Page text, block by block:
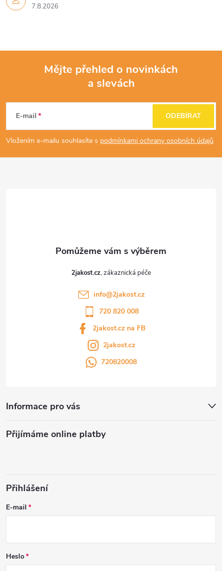
7.8.2026
p
a
Mějte přehled o novinkách
a slevách
E-mail
Vložením e-mailu souhlasíte s podmínkami ochrany osobních údajů
ODEBÍRAT
2jakost.cz
info@2jakost.cz
720 820 008
2jakost.cz na FB
2jakost.cz
720820008
Informace pro vás
Přijímáme online platby
Přihlášení
E-mail
Heslo